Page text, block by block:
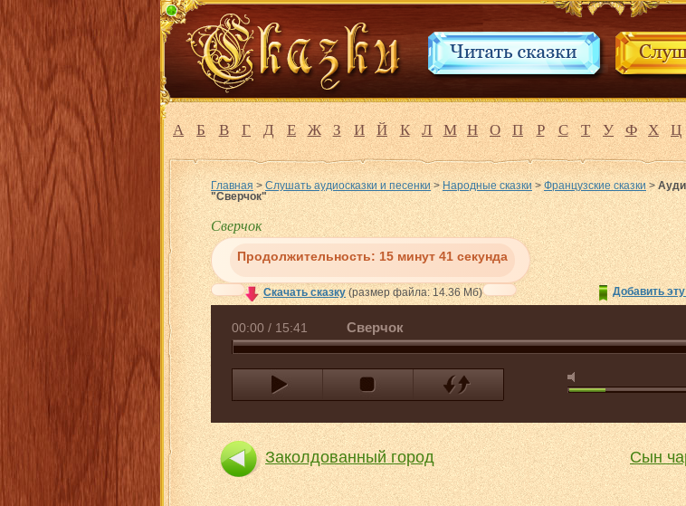
А Б В Г Д Е Ж З И Й К Л М Н О П Р С Т У Ф Х Ц
Главная >Слушать аудиосказки и песенки>Народные сказки > Французские сказки>
"Сверчок"
Сверчок
Продолжительность: 15 минут 41 секунда
Скачать сказку(размер файла: 14.36 Мб) Добавить
00:00 / 15:41 Сверчок
Заколдованный город Сын